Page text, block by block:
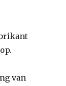
van